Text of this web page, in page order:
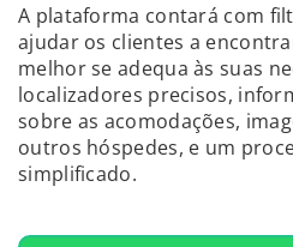
A plataforma contará com
ajudar os clientes a
melhor se adequa às suas
localizadores precisos,
sobre as acomodações,
outros hóspedes, e um
simplificado.